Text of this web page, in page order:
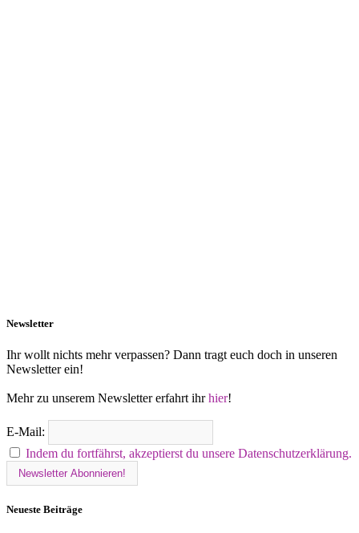
Newsletter
Ihr wollt nichts mehr verpassen? Dann tragt euch doch in unseren
Newsletter ein!
Mehr zu unserem Newsletter erfahrt ihrhier!
E-Mail:
Indem du fortfährst, akzeptierst du unsere Datenschutzerklärung.
Neueste Beiträge